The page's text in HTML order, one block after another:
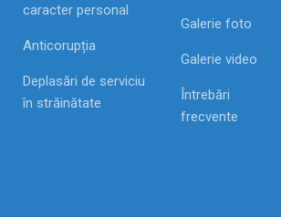
caracter personal
Anticorupția
Deplasări de serviciu
în străinătate
Galerie foto
Galerie video
Întrebări
frecvente